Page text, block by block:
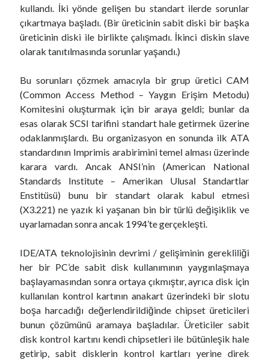
,
S
M
A
T
kullandı. İki yönde gelişen bu standart ilerde sorunlar
çıkartmaya başladı. (Bir üreticinin sabit diski bir başka
üreticinin diski ile birlikte çalışmadı. İkinci diskin slave
olarak tanıtılmasında sorunlar yaşandı.)
Bu sorunları çözmek amacıyla bir grup üretici CAM
(Common Access Method – Yaygın Erişim Metodu)
Komitesini oluşturmak için bir araya geldi; bunlar da
esas olarak SCSI tarifini standart hale getirmek üzerine
odaklanmışlardı. Bu organizasyon en sonunda ilk ATA
standardının Imprimis arabirimini temel alması üzerinde
karara vardı. Ancak ANSI’nin (American National
Standards Institute – Amerikan Ulusal Standartlar
Enstitüsü) bunu bir standart olarak kabul etmesi
(X3.221) ne yazık ki yaşanan bin bir türlü değişiklik ve
uyarlamadan sonra ancak 1994’te gerçekleşti.
IDE/ATA teknolojisinin devrimi / gelişiminin gerekliliği
her bir PC’de sabit disk kullanımının yaygınlaşmaya
başlayamasından sonra ortaya çıkmıştır, ayrıca disk için
kullanılan kontrol kartının anakart üzerindeki bir slotu
boşa harcadığı değerlendirildiğinde chipset üreticileri
bunun çözümünü aramaya başladılar. Üreticiler sabit
disk kontrol kartını kendi chipsetleri ile bütünleşik hale
getirip, sabit disklerin kontrol kartları yerine direk